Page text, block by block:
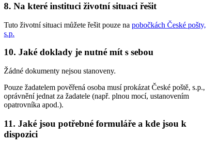
8. Na které instituci životní situaci řešit
Tuto životní situaci můžete řešit pouze na pobočkách České pošty,
s.p.
10. Jaké doklady je nutné mít s sebou
Žádné dokumenty nejsou stanoveny.
Pouze žadatelem pověřená osoba musí prokázat České poště, s.p.,
oprávnění jednat za žadatele (např. plnou mocí, ustanovením
opatrovníka apod.).
11. Jaké jsou potřebné formuláře a kde jsou k
dispozici